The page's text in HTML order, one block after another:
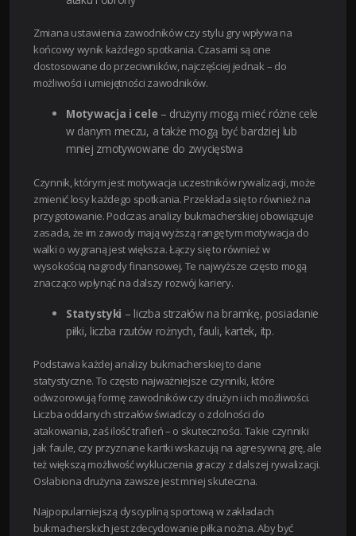
Zmiana ustawienia zawodników czy stylu gry wpływa na
końcowy wynik każdego spotkania. Czasami są one
dostosowane do przeciwników, najczęściej jednak – do
możliwości i umiejętności zawodników.
Motywacja i cele – drużyny mogą mieć różne cele
w danym meczu, a także mogą być bardziej lub
mniej zmotywowane do zwycięstwa
Czynnik, którym jest motywacja uczestników rywalizacji, może
zmienić losy każdego spotkania. Przekłada się to również na
przygotowanie. Podczas analizy bukmacherskiej obowiązuje
zasada, że im zawody mają wyższą rangę tym motywacja do
walki o wygraną jest większa. Łączy się to również w
wysokością nagrody finansowej. Te najwyższe często mogą
znacząco wpłynąć na dalszy rozwój kariery.
Statystyki – liczba strzałów na bramkę, posiadanie
piłki, liczba rzutów rożnych, fauli, kartek, itp.
Podstawa każdej analizy bukmacherskiej to dane
statystyczne. To często najważniejsze czynniki, które
odwzorowują formę zawodników czy drużyn i ich możliwości.
Liczba oddanych strzałów świadczy o zdolności do
atakowania, zaś ilość trafień – o skuteczności. Takie czynniki
jak faule, czy przyznane kartki wskazują na agresywną grę, ale
też większą możliwość wykluczenia graczy z dalszej rywalizacji.
Osłabiona drużyna zawsze jest mniej skuteczna.
Najpopularniejszą dyscypliną sportową w zakładach
bukmacherskich jest zdecydowanie piłka nożna. Aby być